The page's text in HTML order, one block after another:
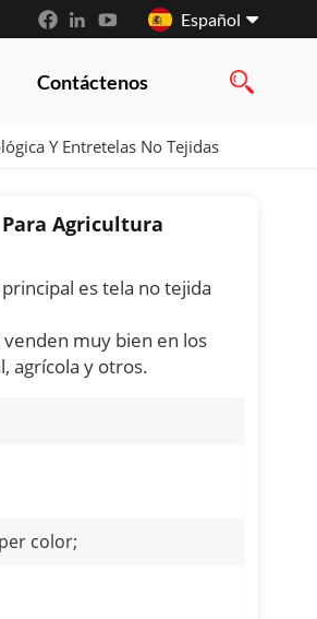
Español
français
العربية
Contáctenos
Y Entretelas No Tejidas
Para Agricultura
es tela no tejida
muy bien en los
agrícola y otros.
color;